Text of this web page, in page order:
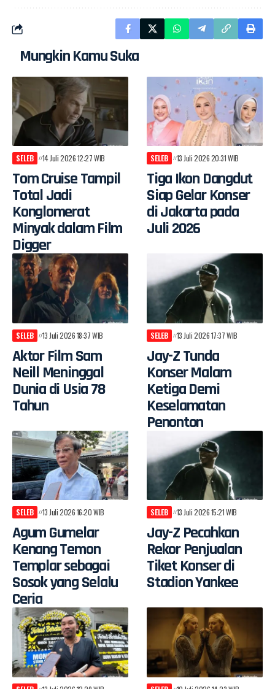
Mungkin Kamu Suka
SELEB 14 Juli 2026 12:27 WIB
Tom Cruise Tampil
Total Jadi
Konglomerat
Minyak dalam Film
Digger
SELEB 13 Juli 2026 20:31 WIB
Tiga Ikon Dangdut
Siap Gelar Konser
di Jakarta pada
Juli 2026
SELEB 13 Juli 2026 18:37 WIB
Aktor Film Sam
Neill Meninggal
Dunia di Usia 78
Tahun
SELEB 13 Juli 2026 17:37 WIB
Jay-Z Tunda
Konser Malam
Ketiga Demi
Keselamatan
Penonton
SELEB 13 Juli 2026 16:20 WIB
Agum Gumelar
Kenang Temon
Templar sebagai
Sosok yang Selalu
Ceria
SELEB 13 Juli 2026 15:21 WIB
Jay-Z Pecahkan
Rekor Penjualan
Tiket Konser di
Stadion Yankee